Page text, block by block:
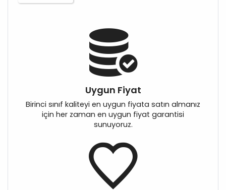
Uygun Fiyat
Birinci sınıf kaliteyi en uygun fiyata satın almanız
için her zaman en uygun fiyat garantisi
sunuyoruz.